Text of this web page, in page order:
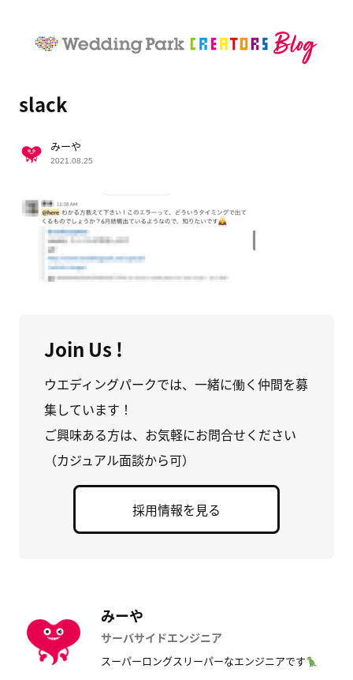
slack
みーや
2021.08.25
Join Us !
ウエディングパークでは、一緒に働く仲間を募
集しています！
ご興味ある方は、お気軽にお問合せください
（カジュアル面談から可）
採用情報を見る
みーや
サーバサイドエンジニア
スーパーロングスリーパーなエンジニアです